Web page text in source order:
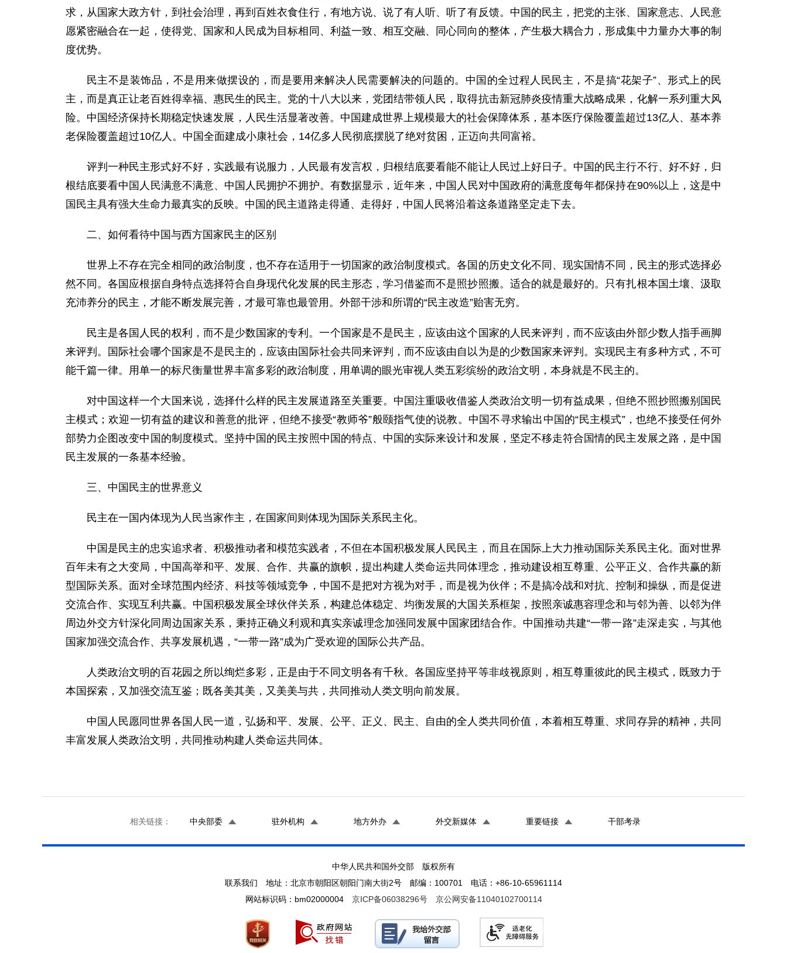
求，从国家大政方针，到社会治理，再到百姓衣食住行，有地方说、说了有人听、听了有反馈。中国的民主，把党的主张、国家意志、人民意
愿紧密融合在一起，使得党、国家和人民成为目标相同、利益一致、相互交融、同心同向的整体，产生极大耦合力，形成集中力量办大事的制
度优势。
民主不是装饰品，不是用来做摆设的，而是要用来解决人民需要解决的问题的。中国的全过程人民民主，不是搞“花架子”、形式上的民
主，而是真正让老百姓得幸福、惠民生的民主。党的十八大以来，党团结带领人民，取得抗击新冠肺炎疫情重大战略成果，化解一系列重大风
险。中国经济保持长期稳定快速发展，人民生活显著改善。中国建成世界上规模最大的社会保障体系，基本医疗保险覆盖超过13亿人、基本养
老保险覆盖超过10亿人。中国全面建成小康社会，14亿多人民彻底摆脱了绝对贫困，正迈向共同富裕。
评判一种民主形式好不好，实践最有说服力，人民最有发言权，归根结底要看能不能让人民过上好日子。中国的民主行不行、好不好，归
根结底要看中国人民满意不满意、中国人民拥护不拥护。有数据显示，近年来，中国人民对中国政府的满意度每年都保持在90%以上，这是中
国民主具有强大生命力最真实的反映。中国的民主道路走得通、走得好，中国人民将沿着这条道路坚定走下去。
二、如何看待中国与西方国家民主的区别
世界上不存在完全相同的政治制度，也不存在适用于一切国家的政治制度模式。各国的历史文化不同、现实国情不同，民主的形式选择必
然不同。各国应根据自身特点选择符合自身现代化发展的民主形态，学习借鉴而不是照抄照搬。适合的就是最好的。只有扎根本国土壤、汲取
充沛养分的民主，才能不断发展完善，才最可靠也最管用。外部干涉和所谓的“民主改造”贻害无穷。
民主是各国人民的权利，而不是少数国家的专利。一个国家是不是民主，应该由这个国家的人民来评判，而不应该由外部少数人指手画脚
来评判。国际社会哪个国家是不是民主的，应该由国际社会共同来评判，而不应该由自以为是的少数国家来评判。实现民主有多种方式，不可
能千篇一律。用单一的标尺衡量世界丰富多彩的政治制度，用单调的眼光审视人类五彩缤纷的政治文明，本身就是不民主的。
对中国这样一个大国来说，选择什么样的民主发展道路至关重要。中国注重吸收借鉴人类政治文明一切有益成果，但绝不照抄照搬别国民
主模式；欢迎一切有益的建议和善意的批评，但绝不接受“教师爷”般颐指气使的说教。中国不寻求输出中国的“民主模式”，也绝不接受任何外
部势力企图改变中国的制度模式。坚持中国的民主按照中国的特点、中国的实际来设计和发展，坚定不移走符合国情的民主发展之路，是中国
民主发展的一条基本经验。
三、中国民主的世界意义
民主在一国内体现为人民当家作主，在国家间则体现为国际关系民主化。
中国是民主的忠实追求者、积极推动者和模范实践者，不但在本国积极发展人民民主，而且在国际上大力推动国际关系民主化。面对世界
百年未有之大变局，中国高举和平、发展、合作、共赢的旗帜，提出构建人类命运共同体理念，推动建设相互尊重、公平正义、合作共赢的新
型国际关系。面对全球范围内经济、科技等领域竞争，中国不是把对方视为对手，而是视为伙伴；不是搞冷战和对抗、控制和操纵，而是促进
交流合作、实现互利共赢。中国积极发展全球伙伴关系，构建总体稳定、均衡发展的大国关系框架，按照亲诚惠容理念和与邻为善、以邻为伴
周边外交方针深化同周边国家关系，秉持正确义利观和真实亲诚理念加强同发展中国家团结合作。中国推动共建“一带一路”走深走实，与其他
国家加强交流合作、共享发展机遇，“一带一路”成为广受欢迎的国际公共产品。
人类政治文明的百花园之所以绚烂多彩，正是由于不同文明各有千秋。各国应坚持平等非歧视原则，相互尊重彼此的民主模式，既致力于
本国探索，又加强交流互鉴；既各美其美，又美美与共，共同推动人类文明向前发展。
中国人民愿同世界各国人民一道，弘扬和平、发展、公平、正义、民主、自由的全人类共同价值，本着相互尊重、求同存异的精神，共同
丰富发展人类政治文明，共同推动构建人类命运共同体。
相关链接： 中央部委 驻外机构 地方外办 外交新媒体 重要链接 干部考录
中华人民共和国外交部 版权所有
联系我们 地址：北京市朝阳区朝阳门南大街2号 邮编：100701 电话：+86-10-65961114
网站标识码：bm02000004 京ICP备06038296号 京公网安备11040102700114